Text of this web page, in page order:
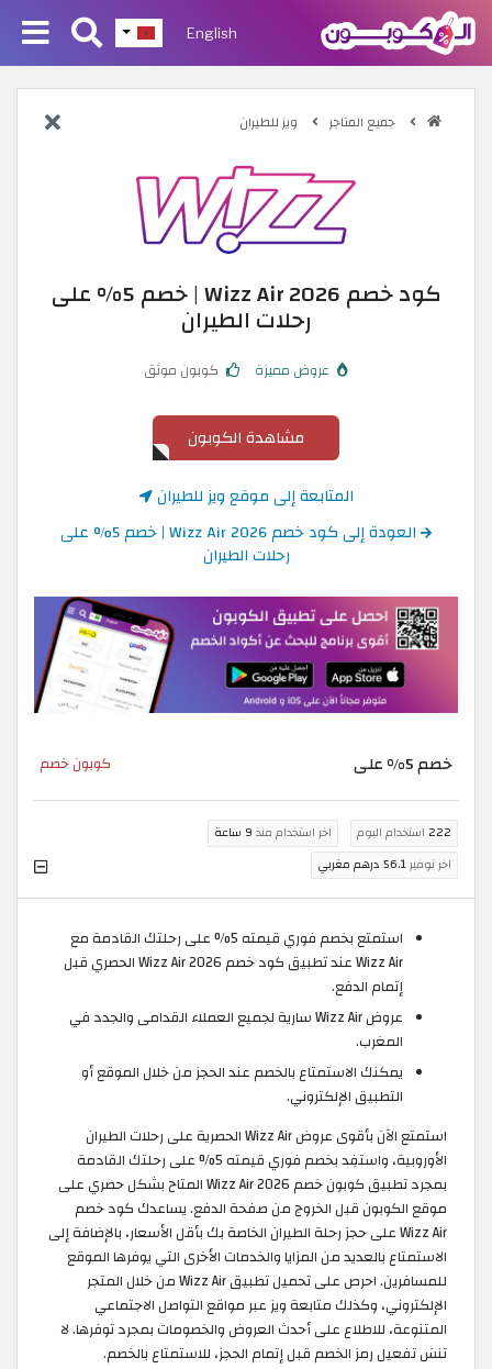
English
جميع المتاجر ويز للطيران
كود خصم Wizz Air 2026 | خصم 5% على
رحلات الطيران
عروض مميزة كوبون موثق
مشاهدة الكوبون
المتابعة إلى موقع ويز للطيران
العودة إلى كود خصم Wizz Air 2026 | خصم 5% على
رحلات الطيران
خصم 5% على كوبون خصم
222 استخدام اليوم اخر استخدام منذ 9 ساعة
اخر توفير56.1 درهم مغربي
استمتع بخصم فوري قيمته 5% على رحلتك القادمة مع
Wizz Air عند تطبيق كود خصم Wizz Air 2026 الحصري قبل
إتمام الدفع.
عروض Wizz Air سارية لجميع العملاء القدامى والجدد في
المغرب.
يمكنك الاستمتاع بالخصم عند الحجز من خلال الموقع أو
التطبيق الإلكتروني.
استمتع الآن بأقوى عروض Wizz Air الحصرية على رحلات الطيران
الأوروبية، واستفِد بخصم فوري قيمته 5% على رحلتك القادمة
بمجرد تطبيق كوبون خصم Wizz Air 2026 المتاح بشكل حصري على
موقع الكوبون قبل الخروج من صفحة الدفع. يساعدك كود خصم
Wizz Air على حجز رحلة الطيران الخاصة بك بأقل الأسعار، بالإضافة إلى
الاستمتاع بالعديد من المزايا والخدمات الأخرى التي يوفرها الموقع
للمسافرين. احرص على تحميل تطبيق Wizz Air من خلال المتجر
الإلكتروني، وكذلك متابعة ويز عبر مواقع التواصل الاجتماعي
المتنوعة، للاطلاع على أحدث العروض والخصومات بمجرد توفرها. لا
تنسَ تفعيل رمز الخصم قبل إتمام الحجز، للاستمتاع بالخصم.